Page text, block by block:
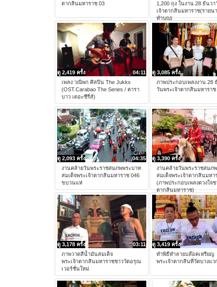
ตากสินมหาราช 03
1,200 ถุง ในงาน 28 ธันว
เจ้าตากสินมหาราช(รายน
ทำบุญ)
04:11
ดู 2,419 ครั้ง
เพลง วณิพก ศิลปิน The Jukks
(OST.Carabao The Series / คารา
บาว เดอะซีรี่ส์)
ดู 3,085 ครั้ง
ภาพประกอบเพลงงาน 28
วันพระเจ้าตากสินมหาราช
04:35
ดู 2,093 ครั้ง
งานคล้ายวันพระราชสมภพพระบาท
สมเด็จพระเจ้าตากสินมหาราช 046
ขบวนแห่
ดู 3,390 ครั้ง
งานคล้ายวันพระราชสมภ
สมเด็จพระเจ้าตากสินมหา
(ภาพประกอบเพลงดวงใจ
ตากสินมหาราช)
03:11
ดู 3,178 ครั้ง
ภาพวาดสีน้ำมันสมเด็จ
พระเจ้าตากสินมหาราชชาววัดอรุณ
เวอร์ชั่นใหม่
ดู 3,419 ครั้ง
ทำพิธีทำลายบล๊อคเหรียญ
พระเจ้าตากสินที่วัดบางแว